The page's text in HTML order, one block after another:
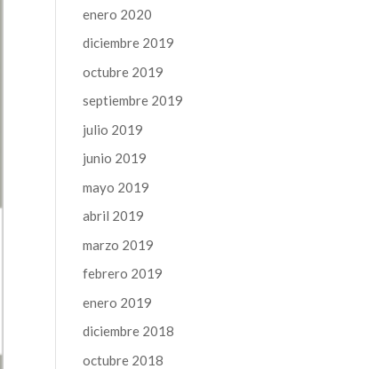
enero 2020
diciembre 2019
octubre 2019
septiembre 2019
julio 2019
junio 2019
mayo 2019
abril 2019
marzo 2019
febrero 2019
enero 2019
diciembre 2018
octubre 2018